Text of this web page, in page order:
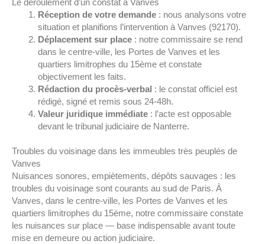
Le déroulement d’un constat à Vanves
Réception de votre demande: nous analysons votre
situation et planifions l’intervention à Vanves (92170).
Déplacement sur place: notre commissaire se rend
dans le centre-ville, les Portes de Vanves et les
quartiers limitrophes du 15ème et constate
objectivement les faits.
Rédaction du procès-verbal : le constat officiel est
rédigé, signé et remis sous 24-48h.
Valeur juridique immédiate: l’acte est opposable
devant le tribunal judiciaire de Nanterre.
Troubles du voisinage dans les immeubles très peuplés de
Vanves
Nuisances sonores, empiètements, dépôts sauvages : les
troubles du voisinage sont courants au sud de Paris. À
Vanves, dans le centre-ville, les Portes de Vanves et les
quartiers limitrophes du 15ème, notre commissaire constate
les nuisances sur place — base indispensable avant toute
mise en demeure ou action judiciaire.